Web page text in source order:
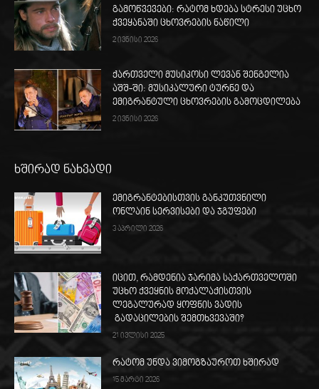
გამოწვევები: რატომ ხდება სტრესი უცხო
ქვეყანაში ცხოვრების ნაწილი
2 ივნისი 2026
ქართველი მუსიკოსი ლევან შენგელია
აშშ-ში: მუსიკალური ტურნე და
ემიგრანტული ცხოვრების გამოცდილება
2 ივნისი 2026
ხშირად ნახვადი
ემიგრანტებისთვის განკუთვნილი
ონლაინ სერვისები და ჯგუფები
3 აპრილი 2026
იცით, რამდენია ჯარიმა საქართველოში
უცხო ქვეყნის მოქალაქისთვის
ლეგალურად ყოფნის ვადის
გადაცილების შემთხვევაში?
21 ივლისი 2025
რატომ უნდა ვიმოგზაუროთ ხშირად
15 მარტი 2026